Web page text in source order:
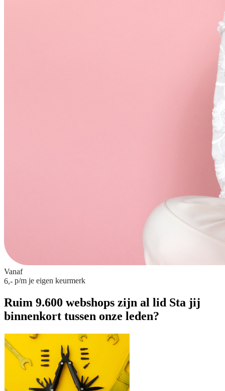
Vanaf
6,- p/m je eigen keurmerk
Ruim 9.600 webshops zijn al lid Sta jij
binnenkort tussen onze leden?